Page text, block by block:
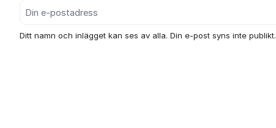
Ditt namn och inlägget kan ses av alla. Din e-post syns inte publikt.